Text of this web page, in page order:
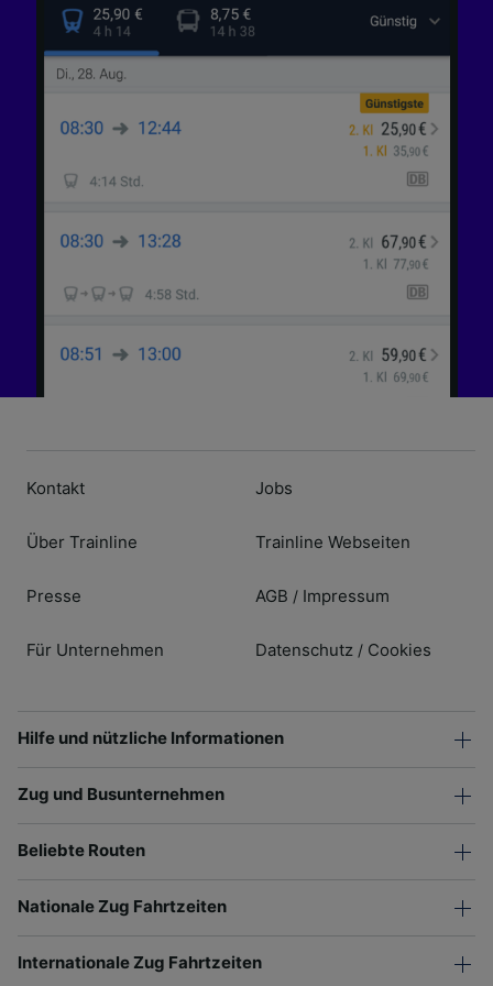
Kontakt
Über Trainline
Presse
Für Unternehmen
Jobs
Trainline Webseiten
AGB / Impressum
Datenschutz / Cookies
Hilfe und nützliche Informationen
Zug und Busunternehmen
Beliebte Routen
Nationale Zug Fahrtzeiten
Internationale Zug Fahrtzeiten